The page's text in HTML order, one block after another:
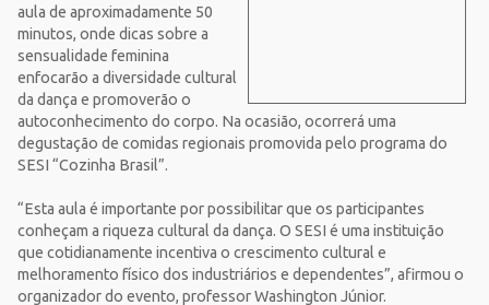
aula de aproximadamente 50
minutos, onde dicas sobre a
sensualidade feminina
enfocarão a diversidade cultural
da dança e promoverão o
autoconhecimento do corpo. Na ocasião, ocorrerá uma
degustação de comidas regionais promovida pelo programa do
SESI “Cozinha Brasil”.
“Esta aula é importante por possibilitar que os participantes
conheçam a riqueza cultural da dança. O SESI é uma instituição
que cotidianamente incentiva o crescimento cultural e
melhoramento físico dos industriários e dependentes”, afirmou o
organizador do evento, professor Washington Júnior.